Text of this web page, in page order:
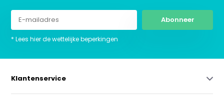
Abonneer
* Lees hier de wettelijke beperkingen
Klantenservice